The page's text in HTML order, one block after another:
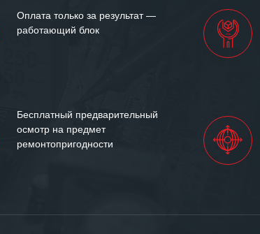
«555» долгих лет успеха и
Оплата только за результат —
работающий блок
Бесплатный предварительный
осмотр на предмет
ремонтопригодности